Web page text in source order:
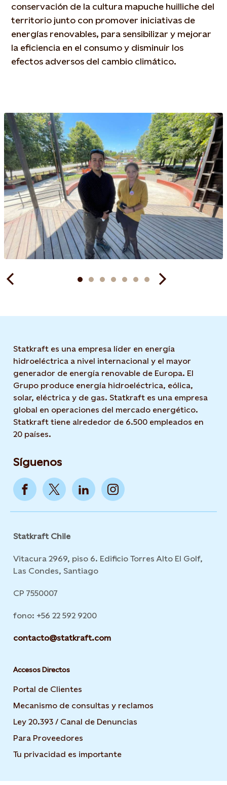
conservación de la cultura mapuche huilliche del
territorio junto con promover iniciativas de
energías renovables, para sensibilizar y mejorar
la eficiencia en el consumo y disminuir los
efectos adversos del cambio climático.
Statkraft es una empresa líder en energía
hidroeléctrica a nivel internacional y el mayor
generador de energía renovable de Europa. El
Grupo produce energía hidroeléctrica, eólica,
solar, eléctrica y de gas. Statkraft es una empresa
global en operaciones del mercado energético.
Statkraft tiene alrededor de 6.500 empleados en
20 países.
Síguenos
Statkraft Chile
Vitacura 2969, piso 6. Edificio Torres Alto El Golf,
Las Condes, Santiago
CP 7550007
fono: +56 22 592 9200
contacto@statkraft.com
Accesos Directos
Portal de Clientes
Mecanismo de consultas y reclamos
Ley 20.393 / Canal de Denuncias
Para Proveedores
Tu privacidad es importante